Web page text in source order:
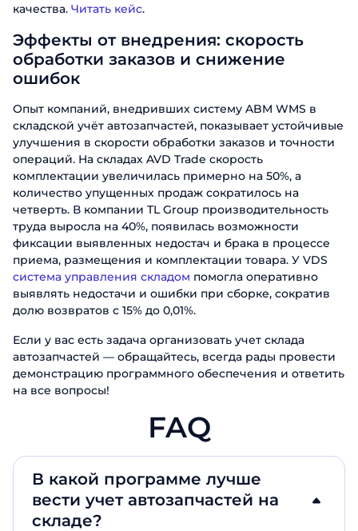
качества. Читать кейс.
Эффекты от внедрения: скорость
обработки заказов и снижение
ошибок
Опыт компаний, внедривших систему ABM WMS в
складской учёт автозапчастей, показывает устойчивые
улучшения в скорости обработки заказов и точности
операций. На складах AVD Trade скорость
комплектации увеличилась примерно на 50%, а
количество упущенных продаж сократилось на
четверть. В компании TL Group производительность
труда выросла на 40%, появилась возможности
фиксации выявленных недостач и брака в процессе
приема, размещения и комплектации товара. У VDS
система управления складом помогла оперативно
выявлять недостачи и ошибки при сборке, сократив
долю возвратов с 15% до 0,01%.
Если у вас есть задача организовать учет склада
автозапчастей — обращайтесь, всегда рады провести
демонстрацию программного обеспечения и ответить
на все вопросы!
FAQ
В какой программе лучше
вести учет автозапчастей на
складе?